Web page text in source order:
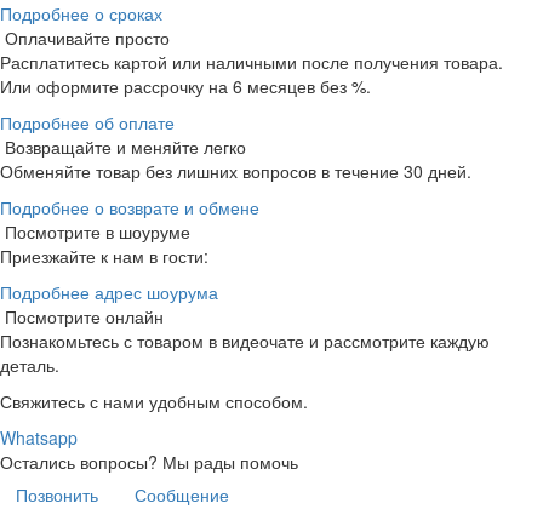
Подробнее о сроках
Оплачивайте просто
Расплатитесь картой или наличными после получения товара.
Или оформите рассрочку на 6 месяцев без %.
Подробнее об оплате
Возвращайте и меняйте легко
Обменяйте товар без лишних вопросов в течение 30 дней.
Подробнее о возврате и обмене
Посмотрите в шоуруме
Приезжайте к нам в гости:
Подробнее адрес шоурума
Посмотрите онлайн
Познакомьтесь с товаром в видеочате и рассмотрите каждую
деталь.
Свяжитесь с нами удобным способом.
Whatsapp
Остались вопросы? Мы рады помочь
Позвонить
Сообщение